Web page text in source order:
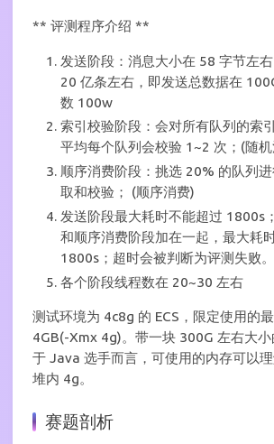
** 评测程序介绍 **
发送阶段：消息大小在 58 字节左
20 亿条左右，即发送总数据在
数 100w
索引校验阶段：会对所有队列的索
平均每个队列会校验 1~2 次；(随
顺序消费阶段：挑选 20% 的队列
取和校验； (顺序消费)
发送阶段最大耗时不能超过 1800s
和顺序消费阶段加在一起，最大耗
1800s；超时会被判断为评测失败。
各个阶段线程数在 20~30 左右
测试环境为 4c8g 的 ECS，限定使用的
4GB(-Xmx 4g)。带一块 300G 左右大小
于 Java 选手而言，可使用的内存可以
堆内 4g。
赛题剖析